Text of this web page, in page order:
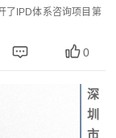
了IPD体系咨询项目第
0
深
圳
市